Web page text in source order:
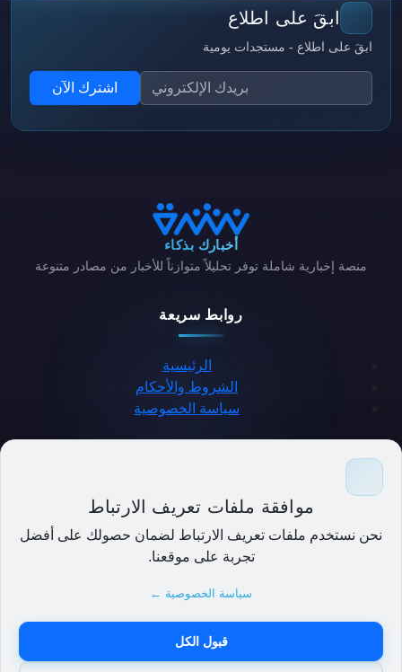
موافقة ملفات تعريف الارتباط
نحن نستخدم ملفات تعريف الارتباط لضمان حصولك على أفضل
تجربة على موقعنا.
سياسة الخصوصية ←
قبول الكل
ابقَ على اطلاع
ابقَ على اطلاع - مستجدات يومية
اشترك الآن
أخبارك بذكاء
منصة إخبارية شاملة توفر تحليلاً متوازناً للأخبار من مصادر متنوعة
روابط سريعة
الرئيسية
الشروط والأحكام
سياسة الخصوصية